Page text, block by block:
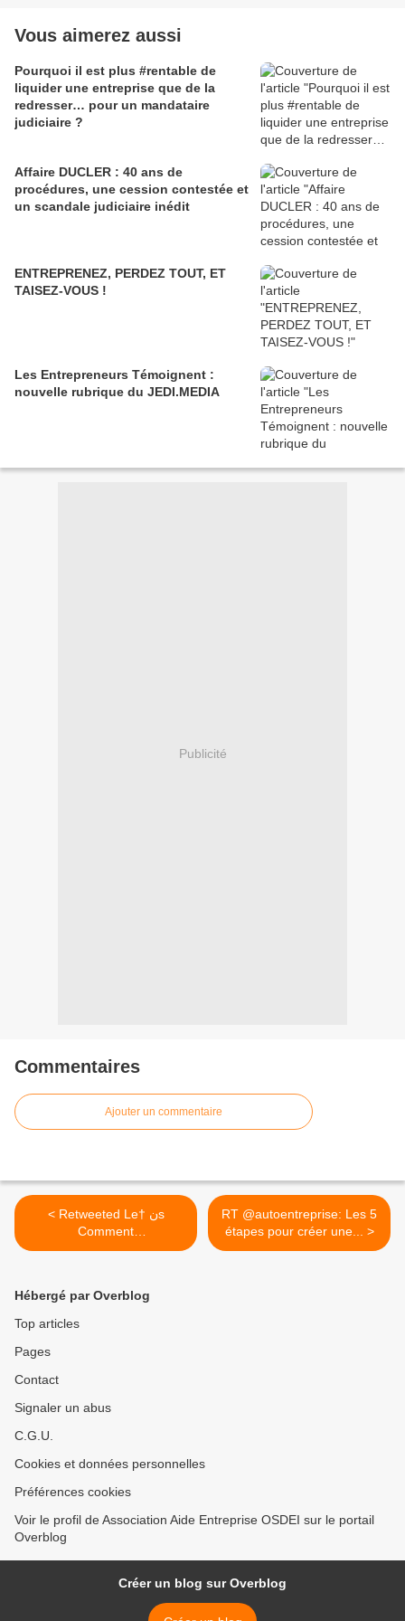
Vous aimerez aussi
Pourquoi il est plus #rentable de
liquider une entreprise que de la
redresser… pour un mandataire
judiciaire ?
Affaire DUCLER : 40 ans de
procédures, une cession contestée et
un scandale judiciaire inédit
ENTREPRENEZ, PERDEZ TOUT, ET
TAISEZ-VOUS !
Les Entrepreneurs Témoignent :
nouvelle rubrique du JEDI.MEDIA
Publicité
Commentaires
Ajouter un commentaire
< Retweeted Le† نs
Comment
(@LetUsComment):
RT @autoentreprise: Les 5
étapes pour créer une... >
Hébergé par Overblog
Top articles
Pages
Contact
Signaler un abus
C.G.U.
Cookies et données personnelles
Préférences cookies
Voir le profil de Association Aide Entreprise OSDEI sur le portail
Overblog
Créer un blog sur Overblog